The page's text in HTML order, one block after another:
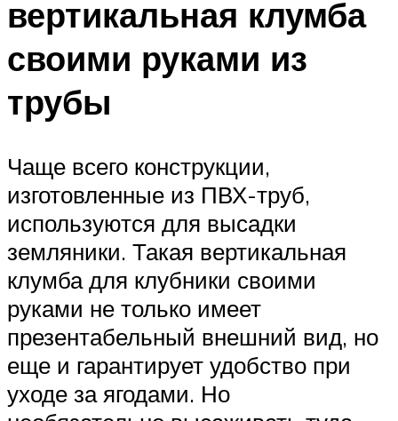
вертикальная клумба
своими руками из
трубы
Чаще всего конструкции,
изготовленные из ПВХ-труб,
используются для высадки
земляники. Такая вертикальная
клумба для клубники своими
руками не только имеет
презентабельный внешний вид, но
еще и гарантирует удобство при
уходе за ягодами. Но